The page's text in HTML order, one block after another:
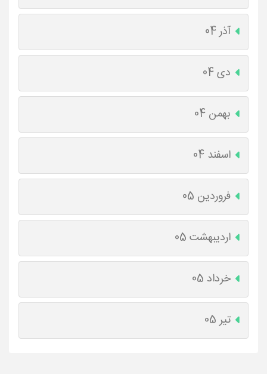
آذر 04
دی 04
بهمن 04
اسفند 04
فروردین 05
اردیبهشت 05
خرداد 05
تیر 05